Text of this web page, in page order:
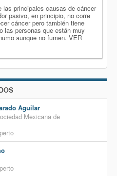
las principales causas de cáncer
pasivo, en principio, no corre
cáncer pero también tiene
las personas que están muy
aunque no fumen. VER
Aguilar
Mexicana de